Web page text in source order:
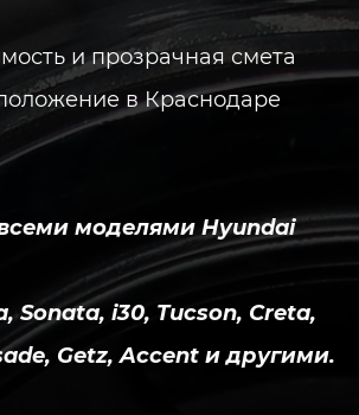
и прозрачная смета
в Краснодаре
моделями Hyundai
Sonata, i30, Tucson, Creta,
Getz, Accent и другими.